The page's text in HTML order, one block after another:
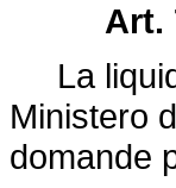
Art.
La
Ministero
domande